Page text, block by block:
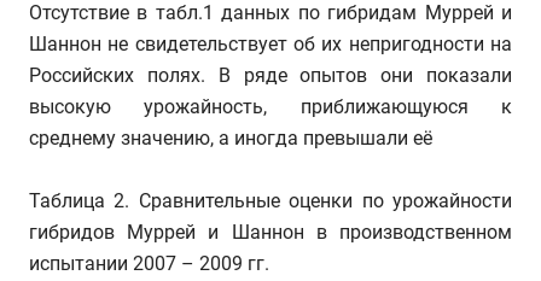
Отсутствие в табл.1 данных по гибридам Муррей и
Шаннон не свидетельствует об их непригодности на
Российских полях. В ряде опытов они показали
высокую урожайность, приближающуюся к
среднему значению, а иногда превышали её
Таблица 2. Сравнительные оценки по урожайности
гибридов Муррей и Шаннон в производственном
испытании 2007 – 2009 гг.